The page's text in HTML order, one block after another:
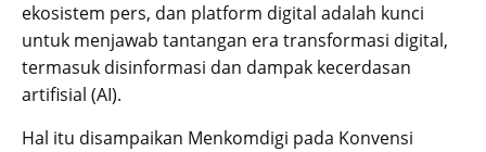
ekosistem pers, dan platform digital adalah kunci
untuk menjawab tantangan era transformasi digital,
termasuk disinformasi dan dampak kecerdasan
artifisial (AI).
Hal itu disampaikan Menkomdigi pada Konvensi